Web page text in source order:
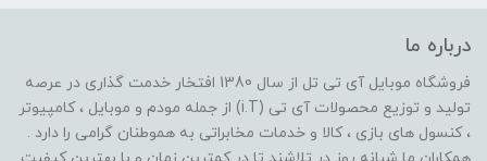
درباره ما
فروشگاه موبایل آی تی تل از سال 1380 افتخار خدمت گذاری در عرصه
تولید و توزیع محصولات آی تی (i.T) از جمله مودم و موبایل ، کامپیوتر
، کنسول های بازی ، کالا و خدمات مخابراتی به هموطنان گرامی را دارد .